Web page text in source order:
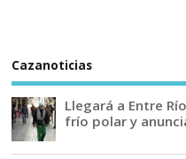
Cazanoticias
Llegará a Entre
frío polar y